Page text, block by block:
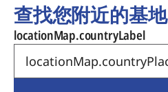
查找您附近的基地
locationMap.countryLabel